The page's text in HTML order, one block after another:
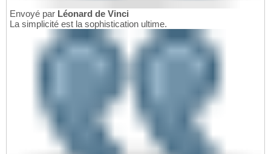
Envoyé par Léonard de Vinci
La simplicité est la sophistication ultime.